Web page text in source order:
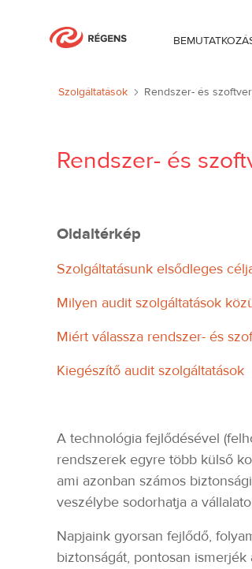
Rendszer- és szoftveraudit
Szolgáltatások Rendszer- és
Rendszer- és
Oldaltérkép
Szolgáltatásunk elsődleges
Milyen audit szolgáltatások
Miért válassza rendszer- és
Kiegészítő audit szolgáltatások
A technológia fejlődésével
rendszerek egyre több külső
ami azonban számos
veszélybe sodorhatja a
Napjaink gyorsan fejlődő,
biztonságát, pontosan